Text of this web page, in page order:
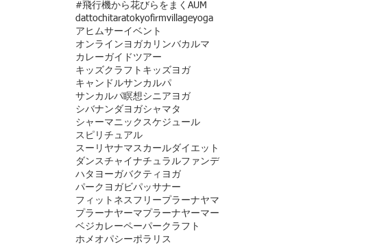
#飛行機から花びらをまく AUM
dattochitaratokyofirmvillageyoga
アヒムサーイベント
オンラインヨガカリンバカルマ
カレーガイドツアー
キッズクラフト キッズヨガ
キャンドルサンカルパ
サンカルパ瞑想シニアヨガ
シバナンダヨガシャマタ
シャーマニック スケジュール
スピリチュアル
スーリヤナマスカールダイエット
ダンスチャイ ナチュラルファンデ
ハタヨーガバクティヨガ
パークヨガ ビパッサナー
フィットネス フリープラーナヤマ
プラーナヤーマプラーナヤーマー
ベジカレーペーパークラフト
ホメオパシーポラリス